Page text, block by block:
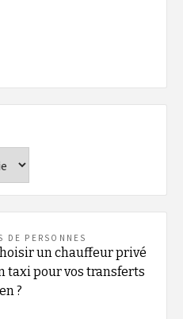
DE PERSONNES
un chauffeur privé
taxi pour vos transferts
?